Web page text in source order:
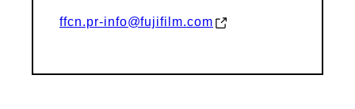
ffcn.pr-info@fujifilm.com